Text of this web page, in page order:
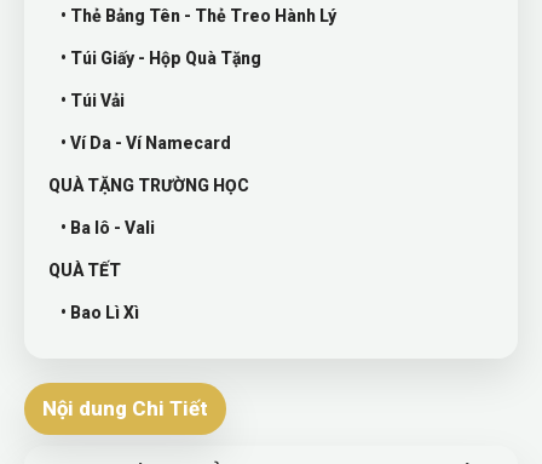
• Thẻ Bảng Tên - Thẻ Treo Hành Lý
• Túi Giấy - Hộp Quà Tặng
• Túi Vải
• Ví Da - Ví Namecard
QUÀ TẶNG TRƯỜNG HỌC
• Ba lô - Vali
QUÀ TẾT
• Bao Lì Xì
Nội dung Chi Tiết